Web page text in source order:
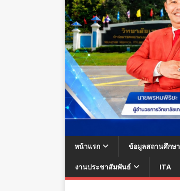
หน้าแรก ข้อมูลสถานศึกษา
งานประชาสัมพันธ์ ITA